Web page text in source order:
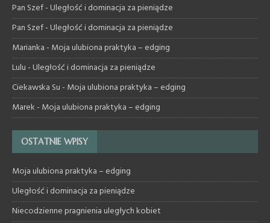
Pan Szef-Uległość i dominacja za pieniądze
Pan Szef-Uległość i dominacja za pieniądze
Marianka- Moja ulubiona praktyka – edging
Lulu-Uległość i dominacja za pieniądze
Ciekawska Su- Moja ulubiona praktyka – edging
Marek- Moja ulubiona praktyka – edging
OSTATNIE WPISY
Moja ulubiona praktyka – edging
Uległość i dominacja za pieniądze
Niecodzienne pragnienia uległych kobiet